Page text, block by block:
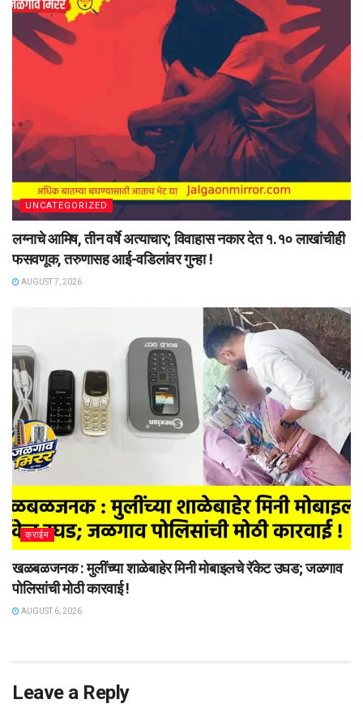
UNCATEGORIZED
लग्नाचे आमिष, तीन वर्षे अत्याचार; विवाहास नकार देत १.१० लाखांचीही
फसवणूक, तरुणासह आई-वडिलांवर गुन्हा !
AUGUST 7, 2026
क्राईम
खळबळजनक : मुलींच्या शाळेबाहेर मिनी मोबाइलचे रॅकेट उघड; जळगाव
पोलिसांची मोठी कारवाई !
AUGUST 6, 2026
Leave a Reply